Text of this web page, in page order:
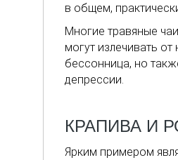
в общем,
Многие травяные
могут излечивать
бессонница, но
депрессии.
КРАПИВА И
Ярким примером